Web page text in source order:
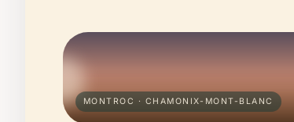
MONTROC · CHAMONIX-MONT-BLANC